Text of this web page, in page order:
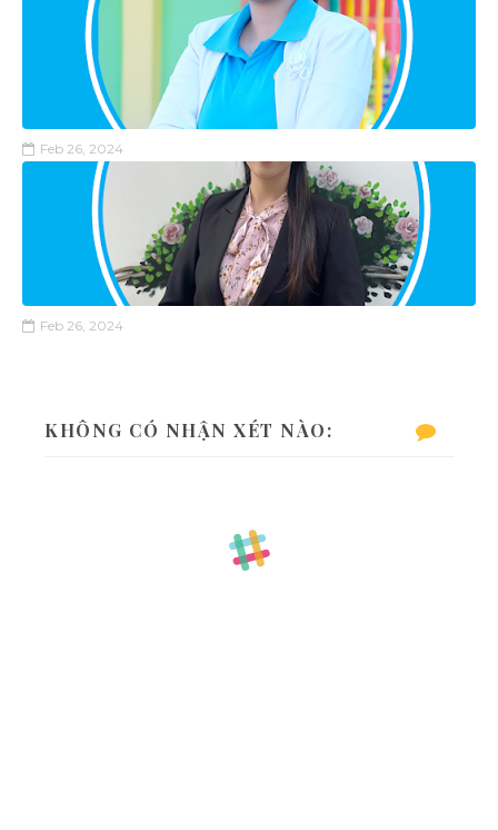
Feb 26, 2024
Feb 26, 2024
KHÔNG CÓ NHẬN XÉT NÀO: